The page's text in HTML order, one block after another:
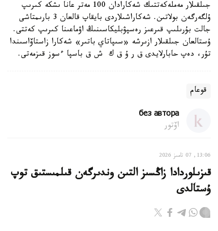
جىلقىلار مەملەكەتتىك شەكارادان 100 مەتر عانا ىشكە كىرىپ
ۇلگەرگەن بولاتىن. شەكاراشىلاردى بايقاپ قالعان 3 بارىمتاشى
جالت بۇرىلىپ قىرعىز رەسپۋبليكاسىنىڭ اۋماعىنا كىرىپ كەتتى.
ۇستالعان جىلقىلار ازىرشە «سىپاتاي باتىر» شەكارا زاستاۆاسىندا
تۇر، دەپ حابارلايدى ق ر ۇ ق ك ش ق باسپا ءسوز قىزمەتى.
قوعام
без автора
اۆتور
13:06, 07 تامىز 2026
قىزىلوردادا زاڭسىز التىن وندىرگەن قىلمىستىق توپ
ۇستالدى